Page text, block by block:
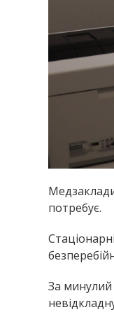
потребує.
За минулий